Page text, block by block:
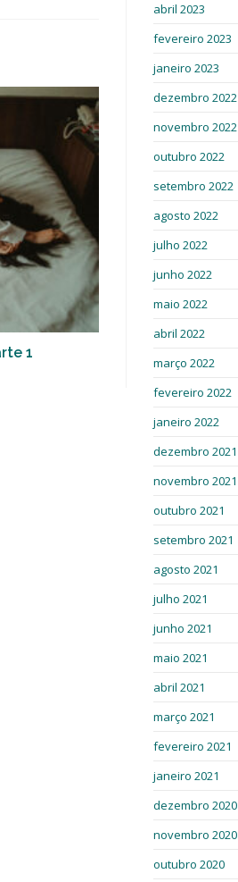
1
abril 2023
fevereiro 2023
janeiro 2023
dezembro 2022
novembro 2022
outubro 2022
setembro 2022
agosto 2022
julho 2022
junho 2022
maio 2022
abril 2022
março 2022
fevereiro 2022
janeiro 2022
dezembro 2021
novembro 2021
outubro 2021
setembro 2021
agosto 2021
julho 2021
junho 2021
maio 2021
abril 2021
março 2021
fevereiro 2021
janeiro 2021
dezembro 2020
novembro 2020
outubro 2020